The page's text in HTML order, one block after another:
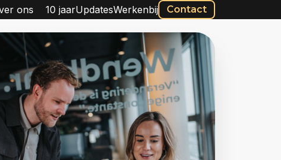
ons 10 jaarUpdatesWerkenbij Contact